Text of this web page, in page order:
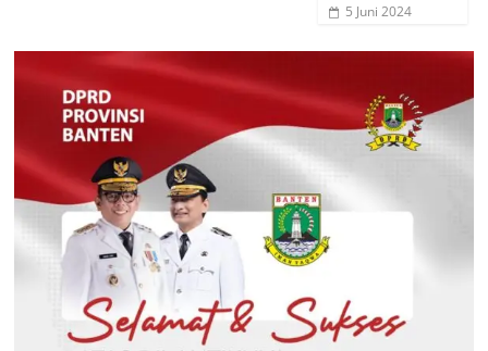
5 Juni 2024